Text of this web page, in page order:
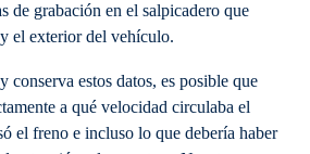
de grabación en el salpicadero que
el exterior del vehículo.
conserva estos datos, es posible que
a qué velocidad circulaba el
el freno e incluso lo que debería haber